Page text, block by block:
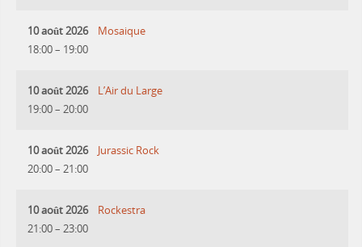
10 août 2026
18:00– 19:00
Mosaique
10 août 2026
19:00– 20:00
L’Air du Large
10 août 2026
20:00– 21:00
Jurassic Rock
10 août 2026
21:00– 23:00
Rockestra